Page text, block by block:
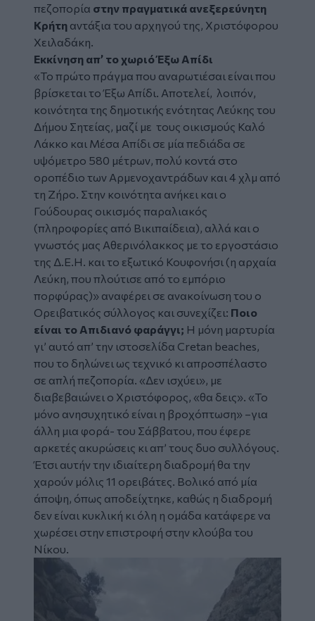
πεζοπορία στην πραγματικά ανεξερεύνητη
Κρήτη αντάξια του αρχηγού της, Χριστόφορου
Χειλαδάκη.
Εκκίνηση απ’ το χωριό Έξω Απίδι
«Το πρώτο πράγμα που αναρωτιέσαι είναι που
βρίσκεται το Έξω Απίδι. Αποτελεί, λοιπόν,
κοινότητα της δημοτικής ενότητας Λεύκης του
Δήμου Σητείας, μαζί με τους οικισμούς Καλό
Λάκκο και Μέσα Απίδι σε μία πεδιάδα σε
υψόμετρο 580 μέτρων, πολύ κοντά στο
οροπέδιο των Αρμενοχαντράδων και 4 χλμ από
τη Ζήρο. Στην κοινότητα ανήκει και ο
Γούδουρας οικισμός παραλιακός
(πληροφορίες από Βικιπαίδεια), αλλά και ο
γνωστός μας Αθερινόλακκος με το εργοστάσιο
της Δ.Ε.Η. και το εξωτικό Κουφονήσι (η αρχαία
Λεύκη, που πλούτισε από το εμπόριο
πορφύρας)» αναφέρει σε ανακοίνωση του ο
Ορειβατικός σύλλογος και συνεχίζει: Ποιο
είναι το Απιδιανό φαράγγι; Η μόνη μαρτυρία
γι’ αυτό απ’ την ιστοσελίδα Cretan beaches,
που το δηλώνει ως τεχνικό κι απροσπέλαστο
σε απλή πεζοπορία. «Δεν ισχύει», με
διαβεβαιώνει ο Χριστόφορος, «θα δεις». «Το
μόνο ανησυχητικό είναι η βροχόπτωση» –για
άλλη μια φορά- του Σάββατου, που έφερε
αρκετές ακυρώσεις κι απ’ τους δυο συλλόγους.
Έτσι αυτήν την ιδιαίτερη διαδρομή θα την
χαρούν μόλις 11 ορειβάτες. Βολικό από μία
άποψη, όπως αποδείχτηκε, καθώς η διαδρομή
δεν είναι κυκλική κι όλη η ομάδα κατάφερε να
χωρέσει στην επιστροφή στην κλούβα του
Νίκου.
Image